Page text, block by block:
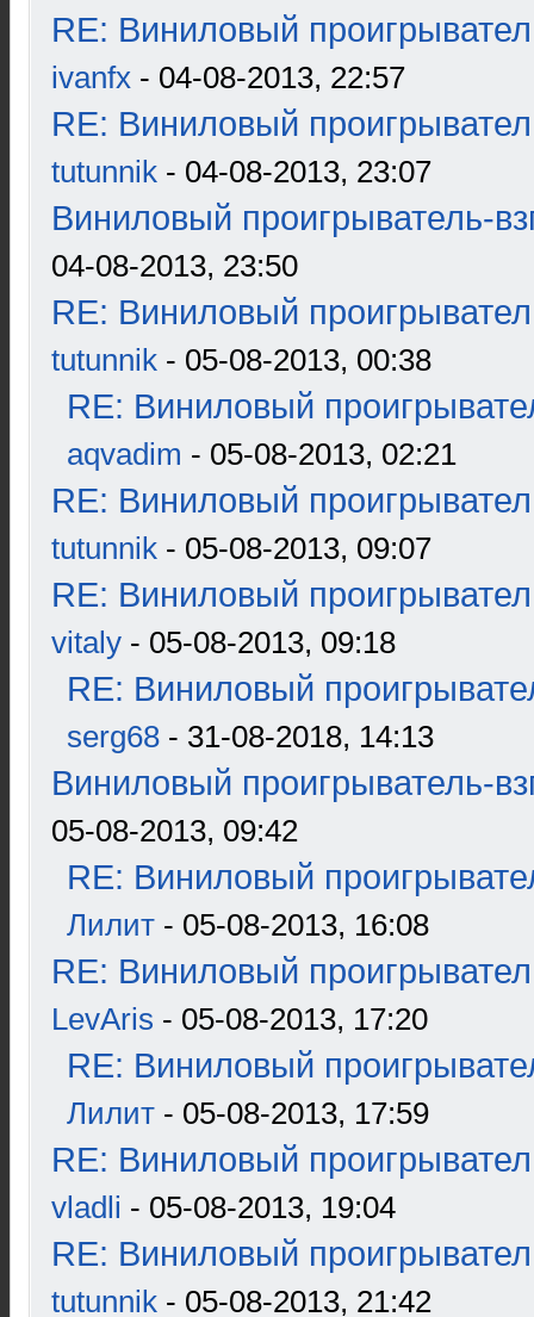
RE: Виниловый
ivanfx - 04-08-2013, 22:57
RE: Виниловый
tutunnik - 04-08-2013, 23:07
Виниловый проигрыватель-
04-08-2013, 23:50
RE: Виниловый
tutunnik - 05-08-2013, 00:38
RE: Виниловый
aqvadim - 05-08-2013, 02:21
RE: Виниловый
tutunnik - 05-08-2013, 09:07
RE: Виниловый
vitaly - 05-08-2013, 09:18
RE: Виниловый
serg68 - 31-08-2018, 14:13
Виниловый проигрыватель-
05-08-2013, 09:42
RE: Виниловый
Лилит - 05-08-2013, 16:08
RE: Виниловый
LevAris - 05-08-2013, 17:20
RE: Виниловый
Лилит - 05-08-2013, 17:59
RE: Виниловый
vladli - 05-08-2013, 19:04
RE: Виниловый
tutunnik - 05-08-2013, 21:42